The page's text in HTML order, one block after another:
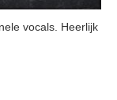
vocals. Heerlijk